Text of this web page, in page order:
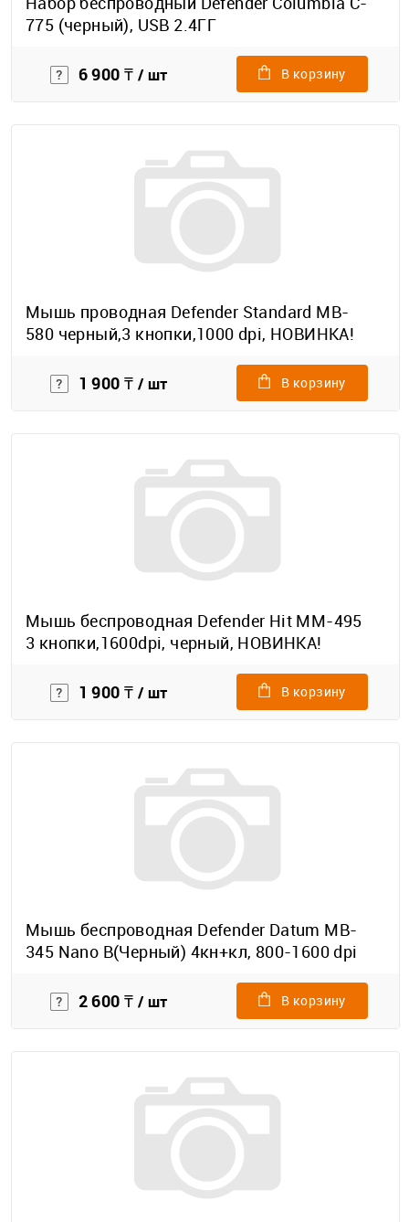
775 (черный), USB 2.4ГГ
6 900 ₸ / шт В корзину
Мышь проводная Defender Standard MB-
580 черный,3 кнопки,1000 dpi, НОВИНКА!
1 900 ₸ / шт В корзину
Мышь беспроводная Defender Hit MM-495
3 кнопки,1600dpi, черный, НОВИНКА!
1 900 ₸ / шт В корзину
Мышь беспроводная Defender Datum MB-
345 Nano B(Черный) 4кн+кл, 800-1600 dpi
2 600 ₸ / шт В корзину